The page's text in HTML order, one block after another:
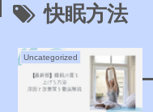
快眠方法
Uncategorized